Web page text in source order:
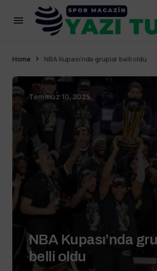
Home NBA Kupası’nda gruplar belli oldu
Temmuz 10, 2025
NBA Kupası’nda
belli oldu